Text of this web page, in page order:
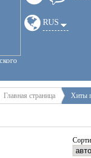
RUS
Главная страница Хиты